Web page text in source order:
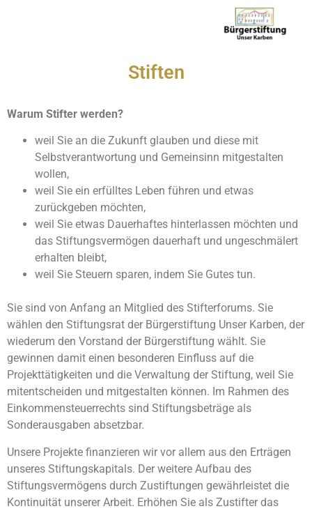
Stiften
Warum Stifter werden?
weil Sie an die Zukunft glauben und diese mit
Selbstverantwortung und Gemeinsinn mitgestalten
wollen,
weil Sie ein erfülltes Leben führen und etwas
zurückgeben möchten,
weil Sie etwas Dauerhaftes hinterlassen möchten und
das Stiftungsvermögen dauerhaft und ungeschmälert
erhalten bleibt,
weil Sie Steuern sparen, indem Sie Gutes tun.
Sie sind von Anfang an Mitglied des Stifterforums. Sie
wählen den Stiftungsrat der Bürgerstiftung Unser Karben, der
wiederum den Vorstand der Bürgerstiftung wählt. Sie
gewinnen damit einen besonderen Einfluss auf die
Projekttätigkeiten und die Verwaltung der Stiftung, weil Sie
mitentscheiden und mitgestalten können. Im Rahmen des
Einkommensteuerrechts sind Stiftungsbeträge als
Sonderausgaben absetzbar.
Unsere Projekte finanzieren wir vor allem aus den Erträgen
unseres Stiftungskapitals. Der weitere Aufbau des
Stiftungsvermögens durch Zustiftungen gewährleistet die
Kontinuität unserer Arbeit. Erhöhen Sie als Zustifter das